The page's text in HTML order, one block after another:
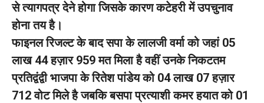
से त्यागपत्र देने होगा जिसके कारण कटेहरी में उपचुनाव
होना तय है।
फाइनल रिजल्ट के बाद सपा के लालजी वर्मा को जहां 05
लाख 44 हज़ार 959 मत मिला है वहीं उनके निकटतम
प्रतिद्वंद्वी भाजपा के रितेश पांडेय को 04 लाख 07 हज़ार
712 वोट मिले है जबकि बसपा प्रत्याशी कमर हयात को 01